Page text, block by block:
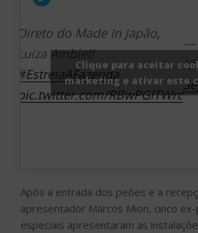
Direto do Made In Japão,
Luiza Ambiel!
#EstreiaAFazenda
pic.twitter.com/RBwPGITWrc
—
Clique para aceitar
marketing e ativar este
Após a entrada dos peões e a
apresentador Marcos Mion, cinco
especiais apresentaram as